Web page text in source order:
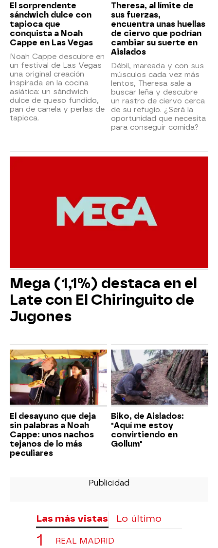
El sorprendente
sándwich dulce con
tapioca que
conquista a Noah
Cappe en Las Vegas
Noah Cappe descubre en
un festival de Las Vegas
una original creación
inspirada en la cocina
asiática: un sándwich
dulce de queso fundido,
pan de canela y perlas de
tapioca.
Theresa, al límite de
sus fuerzas,
encuentra unas huellas
de ciervo que podrían
cambiar su suerte en
Aislados
Débil, mareada y con sus
músculos cada vez más
lentos, Theresa sale a
buscar leña y descubre
un rastro de ciervo cerca
de su refugio. ¿Será la
oportunidad que necesita
para conseguir comida?
Mega (1,1%) destaca en el
Late con El Chiringuito de
Jugones
El desayuno que deja
sin palabras a Noah
Cappe: unos nachos
tejanos de lo más
peculiares
Biko, de Aislados:
"Aquí me estoy
convirtiendo en
Gollum"
Las más vistas Lo último
REAL MADRID